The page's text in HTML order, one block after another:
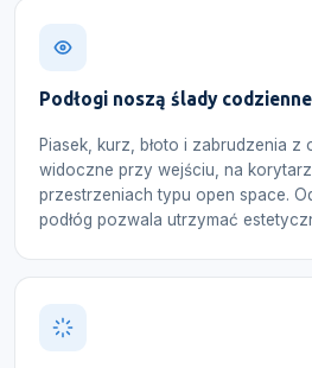
Podłogi noszą ślady
Piasek, kurz, błoto i zabrudzenia z
widoczne przy wejściu, na
przestrzeniach typu open space.
podłóg pozwala utrzymać